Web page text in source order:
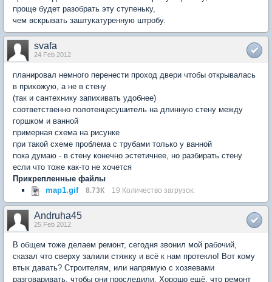
проще будет разобрать эту ступеньку,
чем вскрывать заштукатуренную штробу.
svafa
24 Feb 2012
планировал немного перенести проход двери чтобы открывалась
в прихожую, а не в стену
(так и сантехнику запихивать удобнее)
соответственно полотенцесушитель на длинную стену между
горшком и ванной
примерная схема на рисунке
при такой схеме проблема с трубами только у ванной
пока думаю - в стену конечно эстетичнее, но разбирать стену
если что тоже как-то не хочется
Прикрепленные файлы
map1.gif
8.73К 19 Количество загрузок:
Andruha45
25 Feb 2012
В общем тоже делаем ремонт, сегодня звонил мой рабочий,
сказал что сверху залили стяжку и всё к нам протекло! Вот кому
втык давать? Строителям, или напрямую с хозяевами
разговаривать, чтобы они проследили. Хорошо ещё, что ремонт